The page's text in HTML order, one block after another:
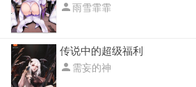
雨雪霏霏
传说中的超级福利
 需妄的神